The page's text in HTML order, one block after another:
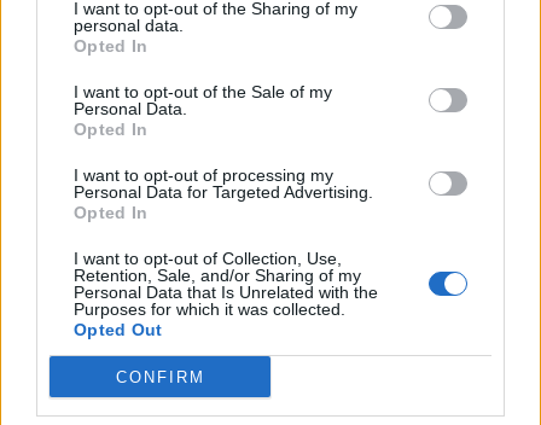
I want to opt-out of the Sharing of my
personal data.
Opted In
I want to opt-out of the Sale of my
Personal Data.
Opted In
I want to opt-out of processing my
Personal Data for Targeted Advertising.
Opted In
I want to opt-out of Collection, Use,
Retention, Sale, and/or Sharing of my
Personal Data that Is Unrelated with the
Purposes for which it was collected.
Opted Out
CONFIRM
„Latarnik” Sienkiewicza z kolei pokazuje,
że czasami człowiek kształtuje swoją
przyszłość wsposób negatywny
Główny bohater otrzymał bowiem
spokojną posadę, o której marzył od lat.
Skawiński od lat nie widział swojej